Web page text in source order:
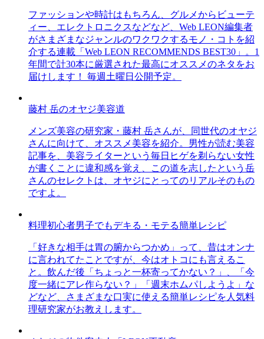
ファッションや時計はもちろん、グルメからビューテ
ィー、エレクトロニクスなどなど、Web LEON編集者
がさまざまなジャンルのワクワクするモノ・コトを紹
介する連載「Web LEON RECOMMENDS BEST30」。1
年間で計30本に厳選された最高にオススメのネタをお
届けします！ 毎週土曜日公開予定。
藤村 岳のオヤジ美容道
メンズ美容の研究家・藤村 岳さんが、同世代のオヤジ
さんに向けて、オススメ美容を紹介。男性が読む美容
記事を、美容ライターという毎日ヒゲを剃らない女性
が書くことに違和感を覚え、この道を志したという岳
さんのセレクトは、オヤジにとってのリアルそのもの
ですよ。
料理初心者男子でもデキる・モテる簡単レシピ
「好きな相手は胃の腑からつかめ」って、昔はオンナ
に言われてたことですが、今はオトコにも言えるこ
と。飲んだ後「ちょっと一杯寄ってかない？」、「今
度一緒にアレ作らない？」「週末ホムパしようよ」な
どなど、さまざまな口実に使える簡単レシピを人気料
理研究家がお教えします。